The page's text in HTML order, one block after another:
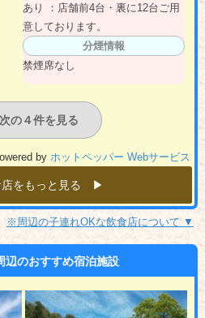
あり ：店舗前4台・裏に12台ご用
意しております。
分煙情報
禁煙席なし
次の４件を見る
by ホットペッパー Webサービス
店をもっと見る ▶︎
※周辺の子連れOKな飲食店について ▼
辺のおすすめ宿泊施設